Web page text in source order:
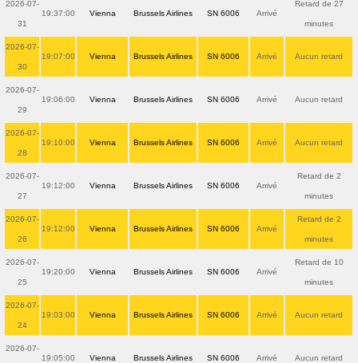
2026-07-
31
19:37:00 Vienna Brussels Airlines SN 6006 Arrivé
Retard de 27
minutes
2026-07-
30
19:07:00 Vienna Brussels Airlines SN 6006 Arrivé Aucun retard
2026-07-
29
19:06:00 Vienna Brussels Airlines SN 6006 Arrivé Aucun retard
2026-07-
28
19:10:00 Vienna Brussels Airlines SN 6006 Arrivé Aucun retard
2026-07-
27
19:12:00 Vienna Brussels Airlines SN 6006 Arrivé
Retard de 2
minutes
2026-07-
26
19:12:00 Vienna Brussels Airlines SN 6006 Arrivé
Retard de 2
minutes
2026-07-
25
19:20:00 Vienna Brussels Airlines SN 6006 Arrivé
Retard de 10
minutes
2026-07-
24
19:03:00 Vienna Brussels Airlines SN 6006 Arrivé Aucun retard
2026-07-
19:05:00 Vienna Brussels Airlines SN 6006 Arrivé Aucun retard